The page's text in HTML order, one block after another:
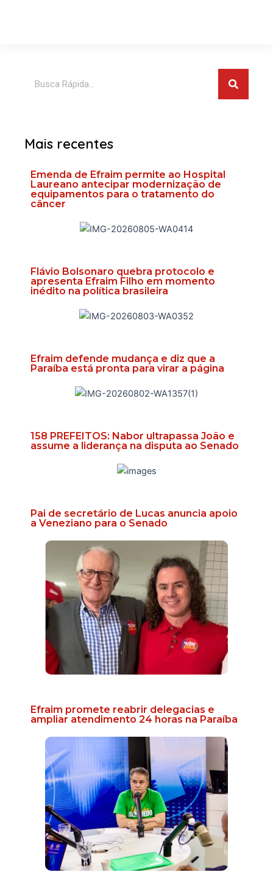
Mais recentes
Emenda de Efraim permite ao Hospital
Laureano antecipar modernização de
equipamentos para o tratamento do
câncer
Flávio Bolsonaro quebra protocolo e
apresenta Efraim Filho em momento
inédito na política brasileira
Efraim defende mudança e diz que a
Paraíba está pronta para virar a página
158 PREFEITOS: Nabor ultrapassa João e
assume a liderança na disputa ao Senado
Pai de secretário de Lucas anuncia apoio
a Veneziano para o Senado
Efraim promete reabrir delegacias e
ampliar atendimento 24 horas na Paraíba